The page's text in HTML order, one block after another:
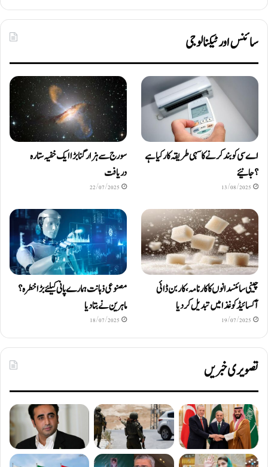
سائنس اور ٹیکنالوجی
اے سی کو بند کرنے کا سہی طریقہ کار کیا ہے
؟ جانیئے
13/08/2025
سورج سے ہزار گنا بڑا ایک خفیہ ستارہ
دریافت
22/07/2025
چینی سائنسدانوں کا کارنامہ، کاربن ڈائی
آکسائیڈ کو غذا میں تبدیل کردیا
19/07/2025
مصنوعی ذہانت ہمارے پانی کیلئے بڑا خطرہ؟
ماہرین نے بتا دیا
18/07/2025
تصویری خبریں